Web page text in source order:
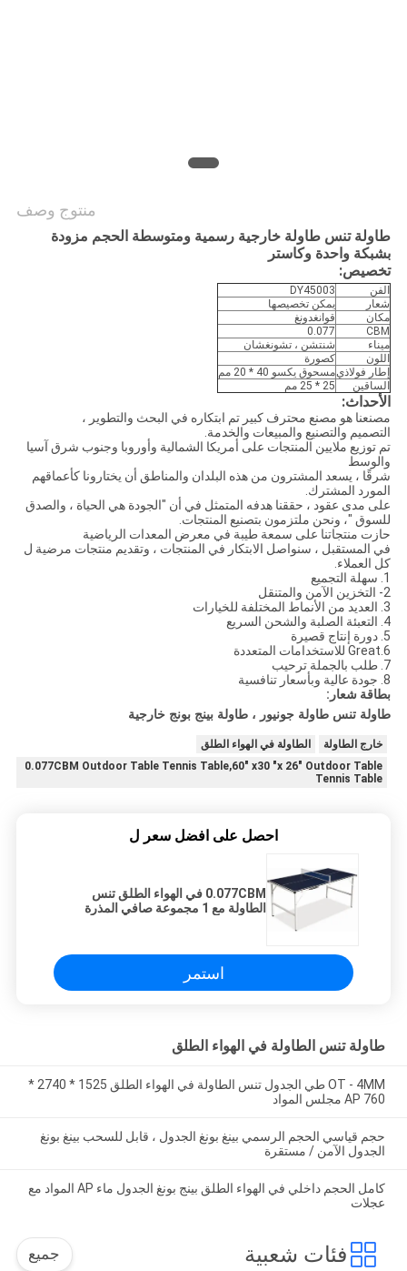
منتوج وصف
طاولة تنس طاولة خارجية رسمية ومتوسطة الحجم مزودة
بشبكة واحدة وكاستر
تخصيص:
الفن
DY45003
شعار
يمكن تخصيصها
مكان
قوانغدونغ
CBM
0.077
ميناء
شنتشن ، تشونغشان
اللون
كصورة
إطار فولاذيمسحوق يكسو 40 * 20 مم
الساقين
25 * 25 مم
الأحداث:
مصنعنا هو مصنع محترف كبير تم ابتكاره في البحث والتطوير ،
التصميم والتصنيع والمبيعات والخدمة.
تم توزيع ملايين المنتجات على أمريكا الشمالية وأوروبا وجنوب شرق آسيا
والوسط
شرقًا ، يسعد المشترون من هذه البلدان والمناطق أن يختارونا كأعماقهم
المورد المشترك.
على مدى عقود ، حققنا هدفه المتمثل في أن "الجودة هي الحياة ، والصدق
للسوق "، ونحن ملتزمون بتصنيع المنتجات.
حازت منتجاتنا على سمعة طيبة في معرض المعدات الرياضية
في المستقبل ، سنواصل الابتكار في المنتجات ، وتقديم منتجات مرضية ل
كل العملاء.
1. سهلة التجميع
2- التخزين الآمن والمتنقل
3. العديد من الأنماط المختلفة للخيارات
4. التعبئة الصلبة والشحن السريع
5. دورة إنتاج قصيرة
6.Great للاستخدامات المتعددة
7. طلب ​​بالجملة ترحيب
8. جودة عالية وبأسعار تنافسية
بطاقة شعار:
طاولة تنس طاولة جونيور ، طاولة بينج بونج خارجية
خارج الطاولة
الطاولة في الهواء الطلق
0.077CBM Outdoor Table Tennis Table,60" x30 "x 26" Outdoor Table
Tennis Table
احصل على افضل سعر ل
0.077CBM في الهواء الطلق تنس
الطاولة مع 1 مجموعة صافي المذرة
استمر
طاولة تنس الطاولة في الهواء الطلق
OT - 4MM طي الجدول تنس الطاولة في الهواء الطلق 1525 * 2740 *
760 AP مجلس المواد
حجم قياسي الحجم الرسمي بينغ بونغ الجدول ، قابل للسحب بينغ بونغ
الجدول الآمن / مستقرة
كامل الحجم داخلي في الهواء الطلق بينج بونغ الجدول ماء AP المواد مع
عجلات
فئات شعبية جميع